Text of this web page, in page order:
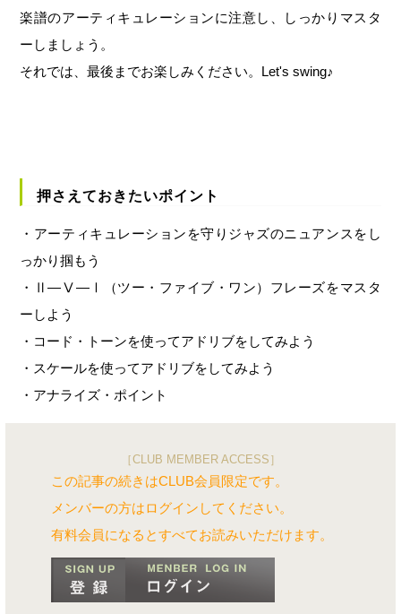
楽譜のアーティキュレーションに注意し、しっかりマスタ
ーしましょう。
それでは、最後までお楽しみください。Let's swing♪
押さえておきたいポイント
・アーティキュレーションを守りジャズのニュアンスをし
っかり掴もう
・Ⅱ―Ⅴ―Ⅰ（ツー・ファイブ・ワン）フレーズをマスタ
ーしよう
・コード・トーンを使ってアドリブをしてみよう
・スケールを使ってアドリブをしてみよう
・アナライズ・ポイント
［CLUB MEMBER ACCESS］
この記事の続きはCLUB会員限定です。
メンバーの方はログインしてください。
有料会員になるとすべてお読みいただけます。